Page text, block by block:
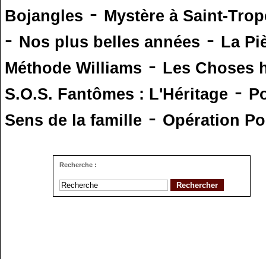
Bojangles - Mystère à Saint-
- Nos plus belles années - La
Méthode Williams - Les Choses
S.O.S. Fantômes : L'Héritage -
Sens de la famille - Opération
Recherche :